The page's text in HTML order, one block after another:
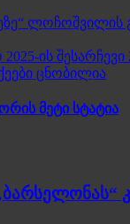
ლოჩოშვილის
ის შესარჩევი
ცნობილია
მეტი სტატია